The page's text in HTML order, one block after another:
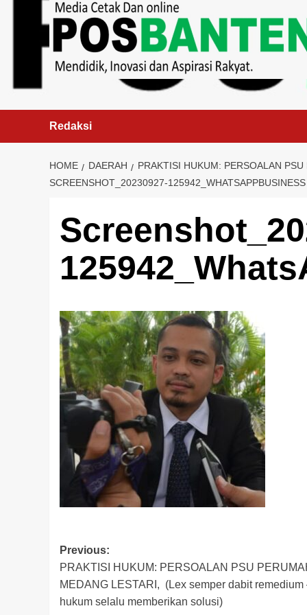
Redaksi
HOME DAERAH
PRAKTISI HUKUM: PERSOALAN
SCREENSHOT_20230927-125942_WHATSAPPBUSINESS
Post
navigation
Previous:
PRAKTISI HUKUM: PERSOALAN PSU
MEDANG LESTARI, (Lex semper dabit remedium
hukum selalu memberikan solusi)